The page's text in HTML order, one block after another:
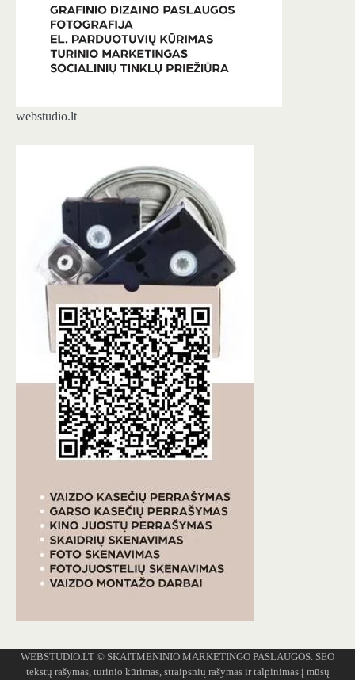
webstudio.lt
WEBSTUDIO.LT © SKAITMENINIO MARKETINGO PASLAUGOS. SEO
tekstų rašymas, turinio kūrimas, straipsnių rašymas ir talpinimas į mūsų